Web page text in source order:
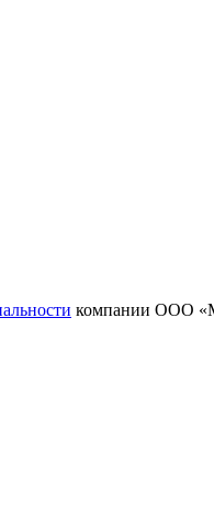
компании ООО